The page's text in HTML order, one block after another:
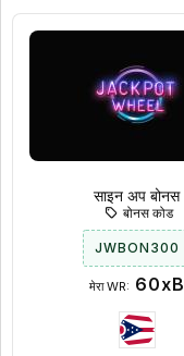
साइन अप बोनस
बोनस कोड
JWBON300
मेरा WR: 60xB